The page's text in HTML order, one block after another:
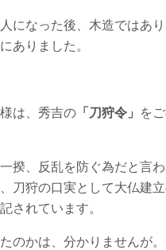
になった後、木造ではあ
ありました。
は、秀吉の 「刀狩令」
を
揆、反乱を防ぐ為だと言
刀狩の口実として大仏建
されています。
のかは、分かりませんが。